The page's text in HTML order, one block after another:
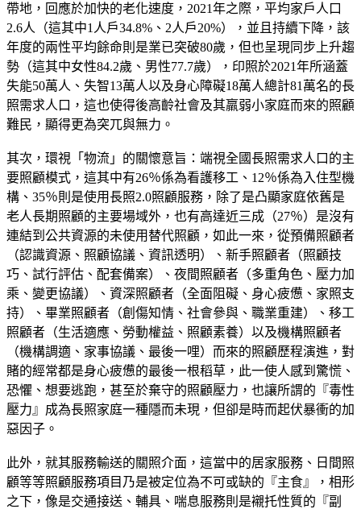
帶地，回應於加快的老化速度，2021年之際，平均家戶人口
2.6人（這其中1人戶34.8%、2人戶20%），並且持續下降，該
年度的兩性平均餘命則是業已突破80歲，但也呈現同步上升趨
勢（這其中女性84.2歲、男性77.7歲），印照於2021年所涵蓋
失能50萬人、失智13萬人以及身心障礙18萬人總計81萬名的長
照需求人口，這也使得後高齡社會及其羸弱小家庭而來的照顧
難民，顯得更為突兀與無力。
其次，環視「物流」的關懷意旨：端視全國長照需求人口的主
要照顧模式，這其中有26％係為看護移工、12％係為入住型機
構、35％則是使用長照2.0照顧服務，除了是凸顯家庭依舊是
老人長期照顧的主要場域外，也有高達近三成（27％）是沒有
連結到公共資源的未使用替代照顧，如此一來，從預備照顧者
（認識資源、照顧協議、資訊透明）、新手照顧者（照顧技
巧、試行評估、配套備案）、夜間照顧者（多重角色、壓力加
乘、變更協議）、資深照顧者（全面阻礙、身心疲憊、家照支
持）、畢業照顧者（創傷知情、社會參與、職業重建）、移工
照顧者（生活適應、勞動權益、照顧素養）以及機構照顧者
（機構調適、家事協議、最後一哩）而來的照顧歷程演進，對
賭的經常都是身心疲憊的最後一根稻草，此一使人感到驚慌、
恐懼、想要逃跑，甚至於棄守的照顧壓力，也讓所謂的『毒性
壓力』成為長照家庭一種隱而未現，但卻是時而起伏暴衝的加
惡因子。
此外，就其服務輸送的關照介面，這當中的居家服務、日間照
顧等等照顧服務項目乃是被定位為不可或缺的『主食』，相形
之下，像是交通接送、輔具、喘息服務則是襯托性質的『副